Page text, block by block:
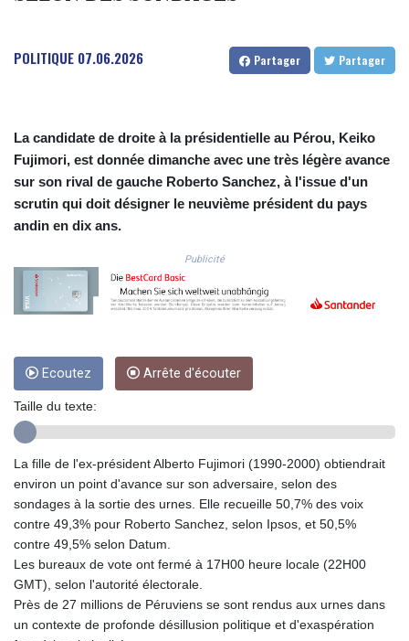
CRC 524.099988
CUC 1.152471
CZK 24.24407
DJF 204.817306
DKK 7.476217
DOP 67.193733
ERN 17.287064
FJD 2.552089
GEL 3.013725
GGP 0.856077
GMD 85.282572
GNF
10118.69464
GTQ 8.791437
GYD 241.048608
HNL 30.88171
HTG 150.649793
HUF 364.625083
POLITIQUE 07.06.2026 Partager Partager
La candidate de droite à la présidentielle au Pérou, Keiko
Fujimori, est donnée dimanche avec une très légère avance
sur son rival de gauche Roberto Sanchez, à l'issue d'un
scrutin qui doit désigner le neuvième président du pays
andin en dix ans.
Publicité
Ecoutez Arrête d'écouter
Taille du texte:
La fille de l'ex-président Alberto Fujimori (1990-2000) obtiendrait
environ un point d'avance sur son adversaire, selon des
sondages à la sortie des urnes. Elle recueille 50,7% des voix
contre 49,3% pour Roberto Sanchez, selon Ipsos, et 50,5%
contre 49,5% selon Datum.
Les bureaux de vote ont fermé à 17H00 heure locale (22H00
GMT), selon l'autorité électorale.
Près de 27 millions de Péruviens se sont rendus aux urnes dans
un contexte de profonde désillusion politique et d'exaspération